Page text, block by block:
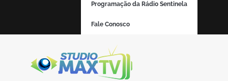
Programação da Rádio Sentinela
Fale Conosco